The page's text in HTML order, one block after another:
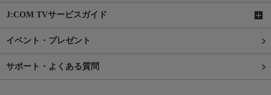
J:COM TVサービスガイド
イベント・プレゼント
サポート・よくある質問